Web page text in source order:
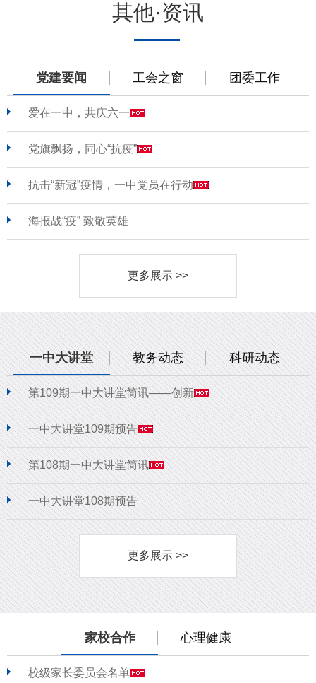
其他·资讯
党建要闻 工会之窗 团委工作
爱在一中，共庆六一
党旗飘扬，同心“抗疫”
抗击“新冠”疫情，一中党员在行动
海报战“疫” 致敬英雄
更多展示 >>
一中大讲堂 教务动态 科研动态
第109期一中大讲堂简讯——创新
一中大讲堂109期预告
第108期一中大讲堂简讯
一中大讲堂108期预告
更多展示 >>
家校合作 心理健康
校级家长委员会名单